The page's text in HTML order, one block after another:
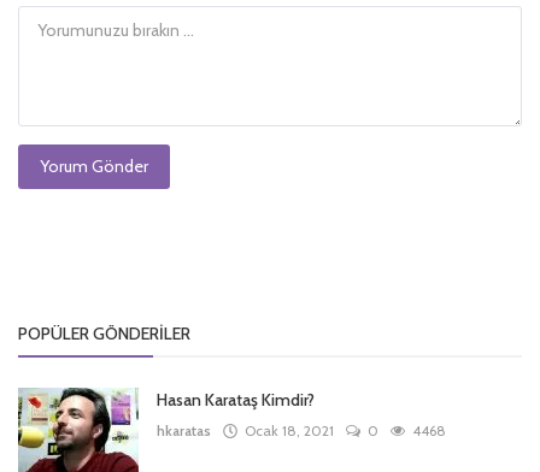
Yorum Gönder
POPÜLER GÖNDERILER
Hasan Karataş Kimdir?
hkaratas Ocak 18, 2021 0 4468